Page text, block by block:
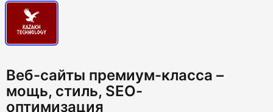
Веб-сайты премиум-класса –
мощь, стиль, SEO-
оптимизация